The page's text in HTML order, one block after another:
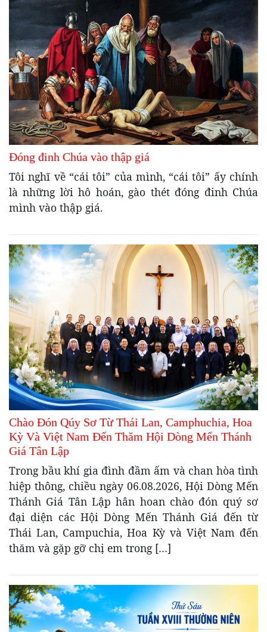
Đóng đinh Chúa vào thập giá
Tôi nghĩ về “cái tôi” của mình, “cái tôi” ấy chính
là những lời hô hoán, gào thét đóng đinh Chúa
mình vào thập giá.
Chào Đón Qúy Sơ Từ Thái Lan, Camphuchia, Hoa
Kỳ Và Việt Nam Đến Thăm Hội Dòng Mến Thánh
Giá Tân Lập
Trong bầu khí gia đình đầm ấm và chan hòa tình
hiệp thông, chiều ngày 06.08.2026, Hội Dòng Mến
Thánh Giá Tân Lập hân hoan chào đón quý sơ
đại diện các Hội Dòng Mến Thánh Giá đến từ
Thái Lan, Campuchia, Hoa Kỳ và Việt Nam đến
thăm và gặp gỡ chị em trong […]